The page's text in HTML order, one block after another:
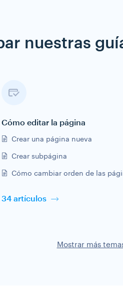
nuestras
Cómo editar la página
Crear una página nueva
Crear subpágina
Cómo cambiar orden de las
34 artículos
Mostrar más